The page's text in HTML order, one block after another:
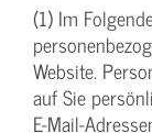
(1) Im
Website.
auf Sie
E-Mail-